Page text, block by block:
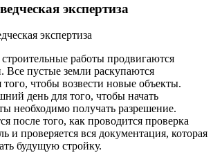
экспертиза
работы продвигаются
пустые земли раскупаются
чтобы возвести новые объекты.
день для того, чтобы начать
необходимо получать разрешение.
после того, как проводится проверка
и проверяется вся документация, которая
будущую стройку.